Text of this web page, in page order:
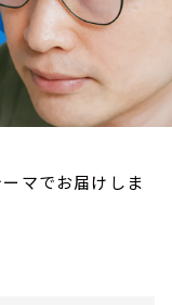
マでお届けしま